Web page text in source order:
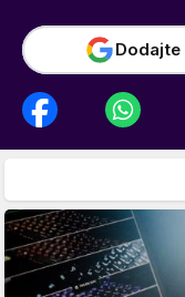
Dodajte